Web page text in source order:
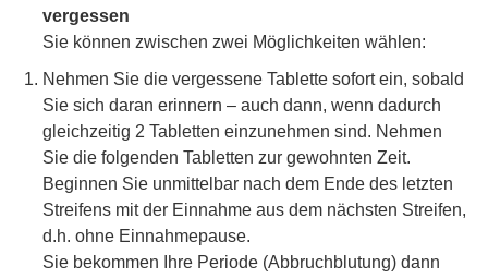
vergessen
Sie können zwischen zwei Möglichkeiten wählen:
Nehmen Sie die vergessene Tablette sofort ein, sobald
Sie sich daran erinnern – auch dann, wenn dadurch
gleichzeitig 2 Tabletten einzunehmen sind. Nehmen
Sie die folgenden Tabletten zur gewohnten Zeit.
Beginnen Sie unmittelbar nach dem Ende des letzten
Streifens mit der Einnahme aus dem nächsten Streifen,
d.h. ohne Einnahmepause.
Sie bekommen Ihre Periode (Abbruchblutung) dann